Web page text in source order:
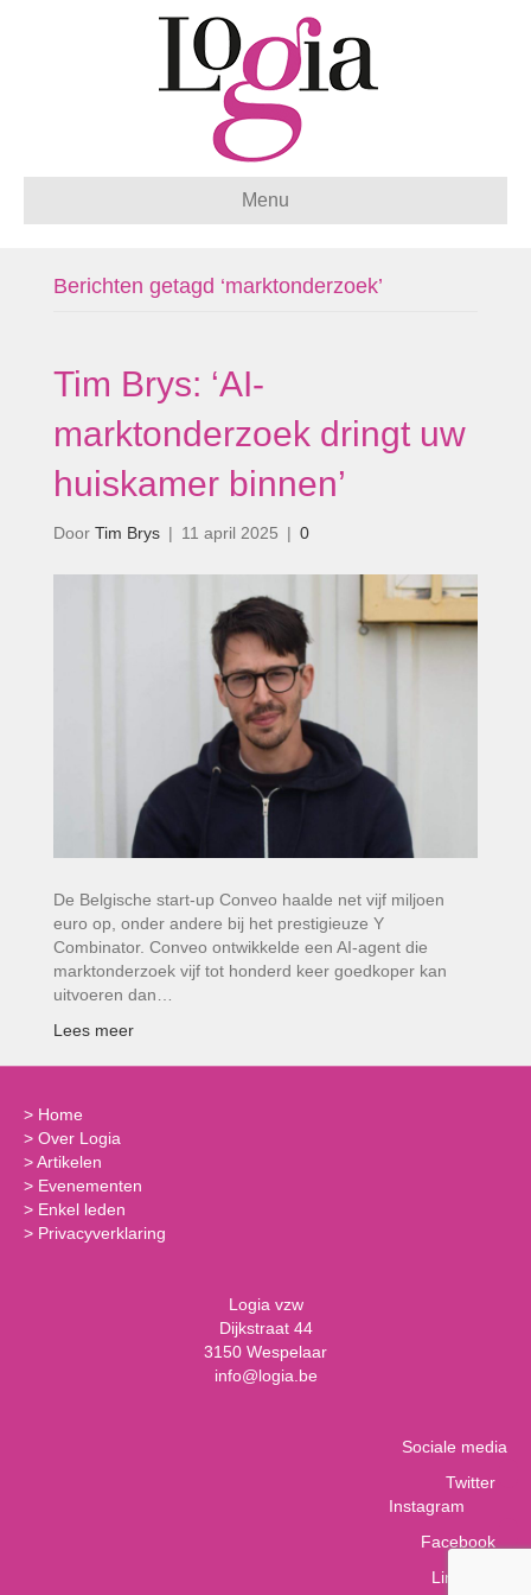
Menu
Berichten getagd ‘marktonderzoek’
Tim Brys: ‘AI-
marktonderzoek dringt uw
huiskamer binnen’
Door Tim Brys | 11 april 2025 | 0
De Belgische start-up Conveo haalde net vijf miljoen
euro op, onder andere bij het prestigieuze Y
Combinator. Conveo ontwikkelde een AI-agent die
marktonderzoek vijf tot honderd keer goedkoper kan
uitvoeren dan…
Lees meer
> Home
> Over Logia
>Artikelen
> Evenementen
> Enkel leden
> Privacyverklaring
Logia vzw
Dijkstraat 44
3150 Wespelaar
info@logia.be
Sociale media
Twitter
Instagram
Facebook
LinkedIn